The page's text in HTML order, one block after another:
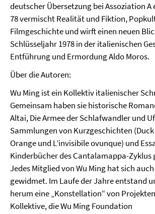
deutscher Übersetzung bei Assoziation
78 vermischt Realität und Fiktion,
Filmgeschichte und wirft einen neuen
Schlüsseljahr 1978 in der italienischen
Entführung und Ermordung Aldo Moros.
Über die Autoren:
Wu Ming ist ein Kollektiv italienischer
Gemeinsam haben sie historische
Altai, Die Armee der Schlafwandler und
Sammlungen von Kurzgeschichten
Orange und L’invisibile ovunque) und
Kinderbücher des Cantalamappa-Zyklus
Jedes Mitglied von Wu Ming hat sich
gewidmet. Im Laufe der Jahre entstand
herum eine „Konstellation“ von
Kollektive, die Wu Ming Foundation